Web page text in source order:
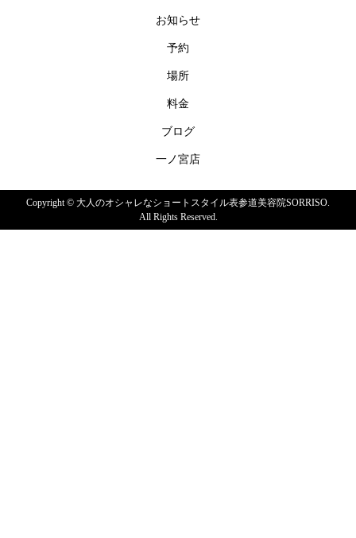
お知らせ
予約
場所
料金
ブログ
一ノ宮店
Copyright © 大人のオシャレなショートスタイル表参道美容院SORRISO.
All Rights Reserved.